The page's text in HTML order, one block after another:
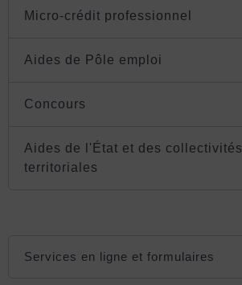
Micro-crédit professionnel
Aides de Pôle emploi
Concours
Aides de l'État et des collectivités
territoriales
Services en ligne et formulaires